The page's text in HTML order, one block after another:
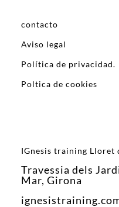
contacto
Aviso legal
Política de privacidad.
Poltica de cookies
IGnesis training Lloret
Travessia dels
Mar, Girona